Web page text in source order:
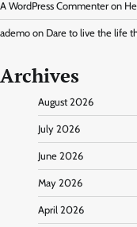
A WordPress Commenter on
ademo on Dare to live the life
Archives
August 2026
July 2026
June 2026
May 2026
April 2026